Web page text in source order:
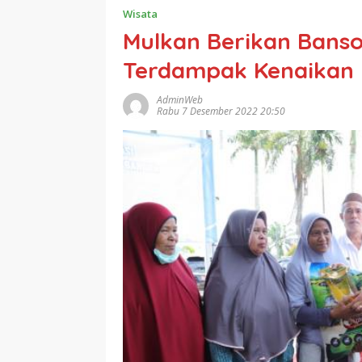
Wisata
Mulkan Berikan
Terdampak
AdminWeb
Rabu 7 Desember 2022 20:50